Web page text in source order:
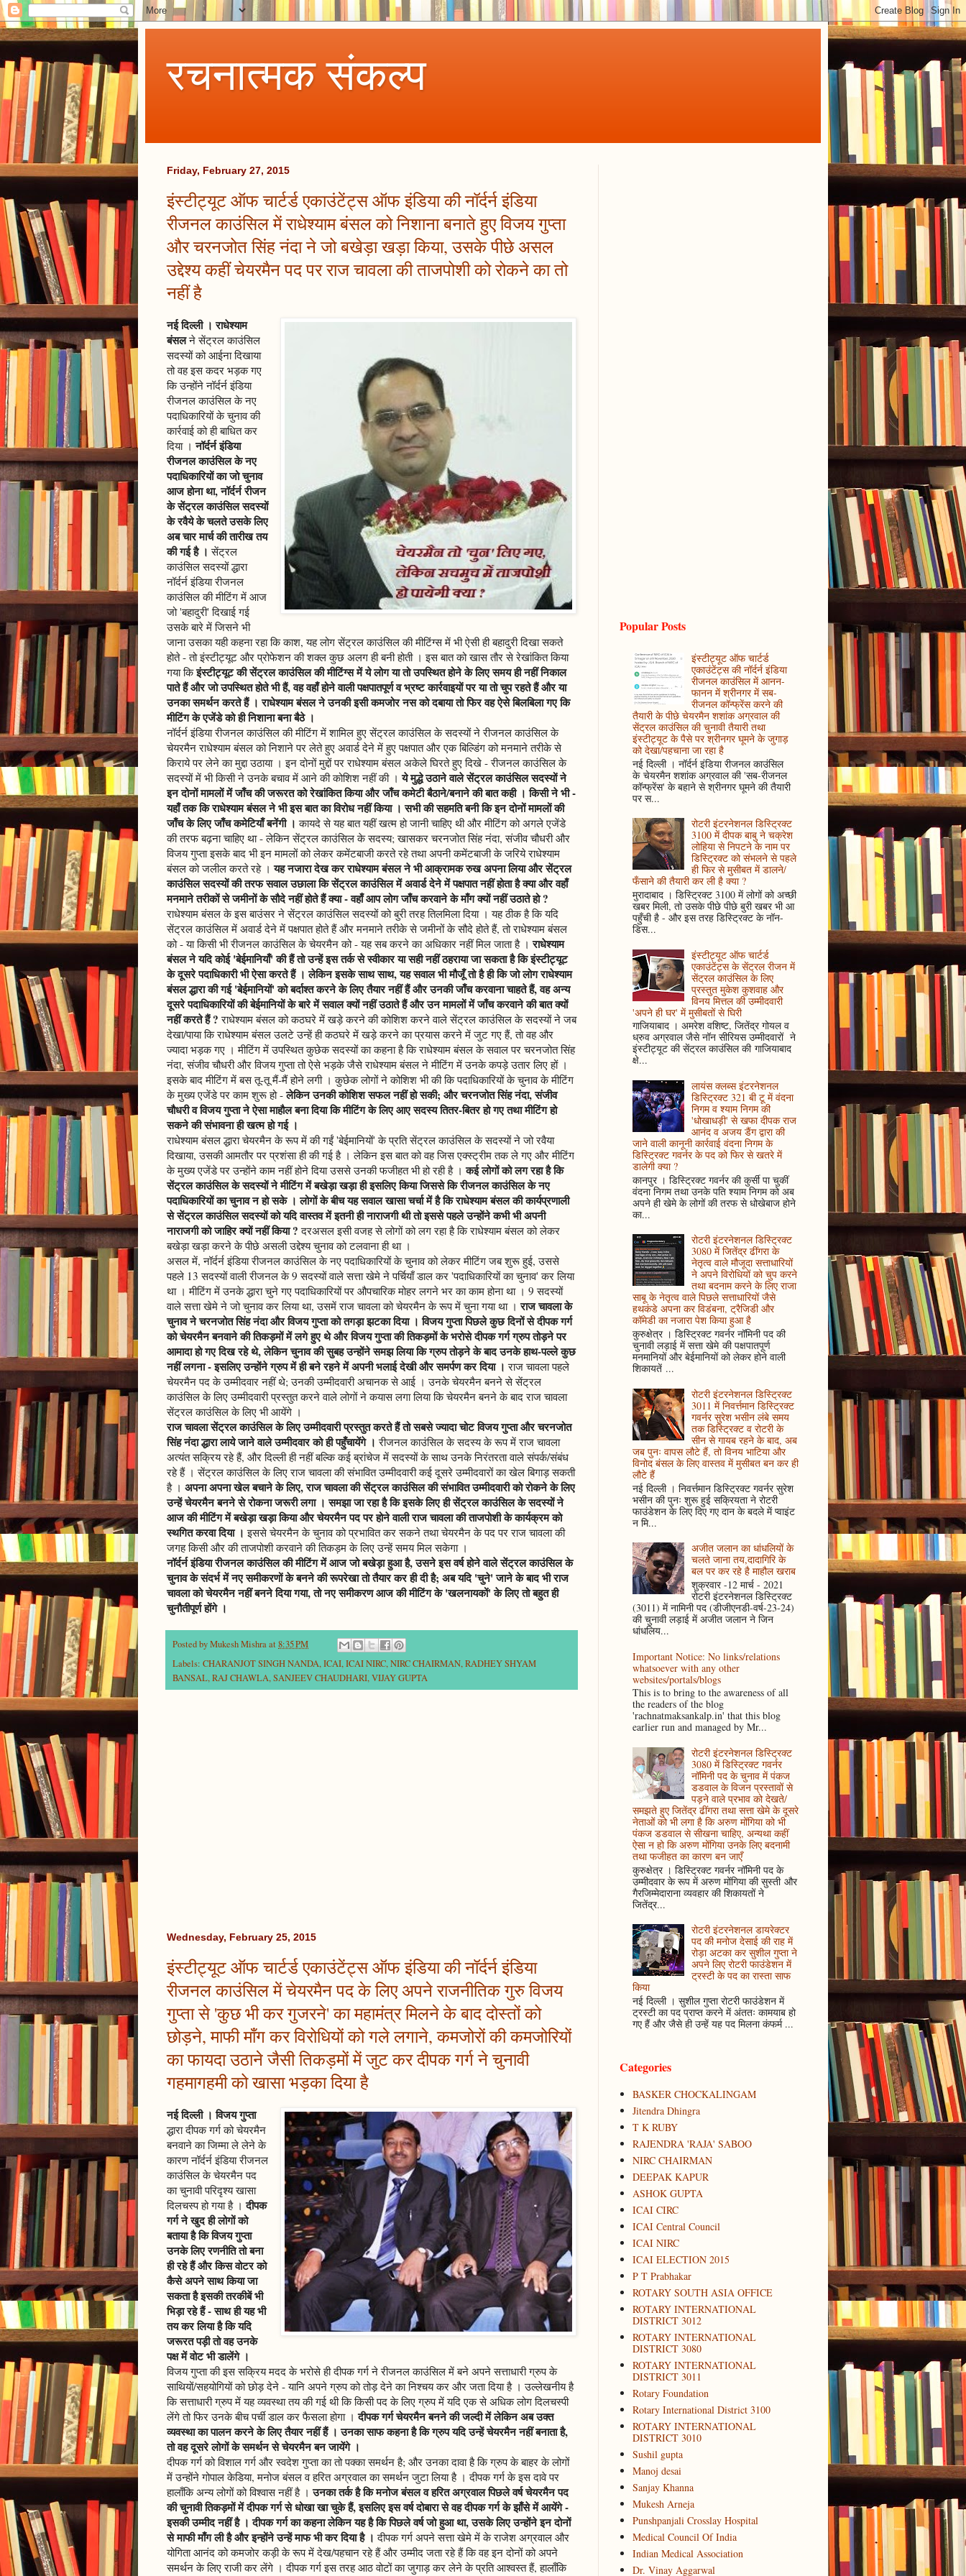
रचनात्मक संकल्प
Friday, February 27, 2015
इंस्टीट्यूट ऑफ चार्टर्ड एकाउंटेंट्स ऑफ इंडिया की नॉर्दर्न इंडिया
रीजनल काउंसिल में राधेश्याम बंसल को निशाना बनाते हुए विजय गुप्ता
और चरनजोत सिंह नंदा ने जो बखेड़ा खड़ा किया, उसके पीछे असल
उद्देश्य कहीं चेयरमैन पद पर राज चावला की ताजपोशी को रोकने का तो
नहीं है
नई दिल्ली । राधेश्याम
बंसलने सेंट्रल काउंसिल
सदस्यों को आईना दिखाया
तो वह इस कदर भड़क गए
कि उन्होंने नॉर्दर्न इंडिया
रीजनल काउंसिल के नए
पदाधिकारियों के चुनाव की
कार्रवाई को ही बाधित कर
दिया ।नॉर्दर्न इंडिया
रीजनल काउंसिल के नए
पदाधिकारियों का जो चुनाव
आज होना था, नॉर्दर्न रीजन
के सेंट्रल काउंसिल सदस्यों
के रवैये के चलते उसके लिए
अब चार मार्च की तारीख तय
की गई है । सेंट्रल
काउंसिल सदस्यों द्धारा
नॉर्दर्न इंडिया रीजनल
काउंसिल की मीटिंग में आज
जो 'बहादुरी' दिखाई गई
उसके बारे में जिसने भी
जाना उसका यही कहना रहा कि काश, यह लोग सेंट्रल काउंसिल की मीटिंग्स में भी ऐसी ही बहादुरी दिखा सकते
होते - तो इंस्टीट्यूट और प्रोफेशन की शक्ल कुछ अलग ही बनी होती । इस बात को खास तौर से रेखांकित किया
गया किइंस्टीट्यूट की सेंट्रल काउंसिल की मीटिंग्स में ये लोग या तो उपस्थित होने के लिए समय ही नहीं निकाल
पाते हैं और जो उपस्थित होते भी हैं, वह वहाँ होने वाली पक्षपातपूर्ण व भ्रष्ट कार्रवाइयों पर या तो चुप रहते हैं और या
उनका समर्थन करते हैं । राधेश्याम बंसल ने उनकी इसी कमजोर नस को दबाया तो फिर वह ऐसे बिलबिला गए कि
मीटिंग के एजेंडे को ही निशाना बना बैठे ।
नॉर्दर्न इंडिया रीजनल काउंसिल की मीटिंग में शामिल हुए सेंट्रल काउंसिल के सदस्यों ने रीजनल काउंसिल के
चेयरमैन राधेश्याम बंसल को निशाने पर लेते हुए अवार्ड देने में हुए पक्षपात और एक बिल्डिंग को मनमाने तरीके से
किराये पर लेने का मुद्दा उठाया । इन दोनों मुद्दों पर राधेश्याम बंसल अकेले घिरते हुए दिखे - रीजनल काउंसिल के
सदस्यों में भी किसी ने उनके बचाव में आने की कोशिश नहीं की ।ये मुद्धे उठाने वाले सेंट्रल काउंसिल सदस्यों ने
इन दोनों मामलों में जाँच की जरूरत को रेखांकित किया और जाँच कमेटी बैठाने/बनाने की बात कही । किसी ने भी -
यहाँ तक कि राधेश्याम बंसल ने भी इस बात का विरोध नहीं किया । सभी की सहमति बनी कि इन दोनों मामलों की
जाँच के लिए जाँच कमेटियाँ बनेंगी । कायदे से यह बात यहीं खत्म हो जानी चाहिए थी और मीटिंग को अगले एजेंडे
की तरफ बढ़ना चाहिए था - लेकिन सेंट्रल काउंसिल के सदस्य; खासकर चरनजोत सिंह नंदा, संजीव चौधरी और
विजय गुप्ता इसके बाद भी इन मामलों को लेकर कमेंटबाजी करते रहे तथा अपनी कमेंटबाजी के जरिये राधेश्याम
बंसल को जलील करते रहे ।यह नजारा देख कर राधेश्याम बंसल ने भी आक्रामक रुख अपना लिया और सेंट्रल
काउंसिल सदस्यों की तरफ सवाल उछाला कि सेंट्रल काउंसिल में अवार्ड देने में पक्षपात नहीं होता है क्या और वहाँ
मनमाने तरीकों से जमीनों के सौदे नहीं होते हैं क्या - वहाँ आप लोग जाँच करवाने के माँग क्यों नहीं उठाते हो ?
राधेश्याम बंसल के इस बाउंसर ने सेंट्रल काउंसिल सदस्यों को बुरी तरह तिलमिला दिया । यह ठीक है कि यदि
सेंट्रल काउंसिल में अवार्ड देने में पक्षपात होते हैं और मनमाने तरीके से जमीनों के सौदे होते हैं, तो राधेश्याम बंसल
को - या किसी भी रीजनल काउंसिल के चेयरमैन को - यह सब करने का अधिकार नहीं मिल जाता है ।राधेश्याम
बंसल ने यदि कोई 'बेईमानियाँ' की हैं तो उन्हें इस तर्क से स्वीकार या सही नहीं ठहराया जा सकता है कि इंस्टीट्यूट
के दूसरे पदाधिकारी भी ऐसा करते हैं । लेकिन इसके साथ साथ, यह सवाल भी मौजूँ तो है ही कि जो लोग राधेश्याम
बंसल द्धारा की गई 'बेईमानियों' को बर्दाश्त करने के लिए तैयार नहीं हैं और उनकी जाँच करवाना चाहते हैं, वह अन्य
दूसरे पदाधिकारियों की बेईमानियों के बारे में सवाल क्यों नहीं उठाते हैं और उन मामलों में जाँच करवाने की बात क्यों
नहीं करते हैं ? राधेश्याम बंसल को कठघरे में खड़े करने की कोशिश करने वाले सेंट्रल काउंसिल के सदस्यों ने जब
देखा/पाया कि राधेश्याम बंसल उलटे उन्हें ही कठघरे में खड़े करने का प्रयास करने में जुट गए हैं, तो वह और
ज्यादा भड़क गए । मीटिंग में उपस्थित कुछेक सदस्यों का कहना है कि राधेश्याम बंसल के सवाल पर चरनजोत सिंह
नंदा, संजीव चौधरी और विजय गुप्ता तो ऐसे भड़के जैसे राधेश्याम बंसल ने मीटिंग में उनके कपड़े उतार लिए हों ।
इसके बाद मीटिंग में बस तू-तू मैं-मैं होने लगी । कुछेक लोगों ने कोशिश भी की कि पदाधिकारियों के चुनाव के मीटिंग
के मुख्य एजेंडे पर काम शुरू हो -लेकिन उनकी कोशिश सफल नहीं हो सकी; और चरनजोत सिंह नंदा, संजीव
चौधरी व विजय गुप्ता ने ऐसा माहौल बना दिया कि मीटिंग के लिए आए सदस्य तितर-बितर हो गए तथा मीटिंग हो
सकने की संभावना ही खत्म हो गई ।
राधेश्याम बंसल द्धारा चेयरमैन के रूप में की गईं 'बेईमानियों' के प्रति सेंट्रल काउंसिल के सदस्यों ने जो रवैया
दिखाया, उसकी आमतौर पर प्रशंसा ही की गई है । लेकिन इस बात को वह जिस एक्स्ट्रीम तक ले गए और मीटिंग
के मुख्य एजेंडे पर उन्होंने काम नहीं होने दिया उससे उनकी फजीहत भी हो रही है ।कई लोगों को लग रहा है कि
सेंट्रल काउंसिल के सदस्यों ने मीटिंग में बखेड़ा खड़ा ही इसलिए किया जिससे कि रीजनल काउंसिल के नए
पदाधिकारियों का चुनाव न हो सके । लोगों के बीच यह सवाल खासा चर्चा में है कि राधेश्याम बंसल की कार्यप्रणाली
से सेंट्रल काउंसिल सदस्यों को यदि वास्तव में इतनी ही नाराजगी थी तो इससे पहले उन्होंने कभी भी अपनी
नाराजगी को जाहिर क्यों नहीं किया ? दरअसल इसी वजह से लोगों को लग रहा है कि राधेश्याम बंसल को लेकर
बखेड़ा खड़ा करने के पीछे असली उद्देश्य चुनाव को टलवाना ही था ।
असल में, नॉर्दर्न इंडिया रीजनल काउंसिल के नए पदाधिकारियों के चुनाव को लेकर मीटिंग जब शुरू हुई, उससे
पहले 13 सदस्यों वाली रीजनल के 9 सदस्यों वाले सत्ता खेमे ने पर्चियाँ डाल कर 'पदाधिकारियों का चुनाव' कर लिया
था । मीटिंग में उनके द्धारा चुने गए पदाधिकारियों पर औपचारिक मोहर लगने भर का काम होना था । 9 सदस्यों
वाले सत्ता खेमे ने जो चुनाव कर लिया था, उसमें राज चावला को चेयरमैन के रूप में चुना गया था ।राज चावला के
चुनाव ने चरनजोत सिंह नंदा और विजय गुप्ता को तगड़ा झटका दिया । विजय गुप्ता पिछले कुछ दिनों से दीपक गर्ग
को चेयरमैन बनवाने की तिकड़मों में लगे हुए थे और विजय गुप्ता की तिकड़मों के भरोसे दीपक गर्ग ग्रुप तोड़ने पर
आमादा हो गए दिख रहे थे, लेकिन चुनाव की सुबह उन्होंने समझ लिया कि ग्रुप तोड़ने के बाद उनके हाथ-पल्ले कुछ
नहीं लगना - इसलिए उन्होंने ग्रुप में ही बने रहने में अपनी भलाई देखी और समर्पण कर दिया । राज चावला पहले
चेयरमैन पद के उम्मीदवार नहीं थे; उनकी उम्मीदवारी अचानक से आई । उनके चेयरमैन बनने से सेंट्रल
काउंसिल के लिए उम्मीदवारी प्रस्तुत करने वाले लोगों ने कयास लगा लिया कि चेयरमैन बनने के बाद राज चावला
सेंट्रल काउंसिल के लिए भी आयेंगे ।
राज चावला सेंट्रल काउंसिल के लिए उम्मीदवारी प्रस्तुत करते हैं तो सबसे ज्यादा चोट विजय गुप्ता और चरनजोत
सिंह नंदा द्धारा लाये जाने वाले उम्मीदवार को ही पहुँचायेंगे । रीजनल काउंसिल के सदस्य के रूप में राज चावला
अत्यंत सक्रिय रहे हैं, और दिल्ली ही नहीं बल्कि कई ब्रांचेज में सदस्यों के साथ उनके निरंतरता वाले संपर्क/संबंध
रहे हैं । सेंट्रल काउंसिल के लिए राज चावला की संभावित उम्मीदवारी कई दूसरे उम्मीदवारों का खेल बिगाड़ सकती
है । अपना अपना खेल बचाने के लिए, राज चावला की सेंट्रल काउंसिल की संभावित उम्मीदवारी को रोकने के लिए
उन्हें चेयरमैन बनने से रोकना जरूरी लगा । समझा जा रहा है कि इसके लिए ही सेंट्रल काउंसिल के सदस्यों ने
आज की मीटिंग में बखेड़ा खड़ा किया और चेयरमैन पद पर होने वाली राज चावला की ताजपोशी के कार्यक्रम को
स्थगित करवा दिया । इससे चेयरमैन के चुनाव को प्रभावित कर सकने तथा चेयरमैन के पद पर राज चावला की
जगह किसी और की ताजपोशी करवाने की तिकड़म के लिए उन्हें समय मिल सकेगा ।
नॉर्दर्न इंडिया रीजनल काउंसिल की मीटिंग में आज जो बखेड़ा हुआ है, उसने इस वर्ष होने वाले सेंट्रल काउंसिल के
चुनाव के संदर्भ में नए समीकरणों के बनने की रूपरेखा तो तैयार कर ही दी है; अब यदि 'चुने' जाने के बाद भी राज
चावला को चेयरमैन नहीं बनने दिया गया, तो नए समीकरण आज की मीटिंग के 'खलनायकों' के लिए तो बहुत ही
चुनौतीपूर्ण होंगे ।
Posted byMukesh Mishraat 8:35 PM
Labels: CHARANJOT SINGH NANDA,ICAI,ICAI NIRC,NIRC CHAIRMAN,RADHEY SHYAM
BANSAL,RAJ CHAWLA,SANJEEV CHAUDHARI,VIJAY GUPTA
Wednesday, February 25, 2015
इंस्टीट्यूट ऑफ चार्टर्ड एकाउंटेंट्स ऑफ इंडिया की नॉर्दर्न इंडिया
रीजनल काउंसिल में चेयरमैन पद के लिए अपने राजनीतिक गुरु विजय
गुप्ता से 'कुछ भी कर गुजरने' का महामंत्र मिलने के बाद दोस्तों को
छोड़ने, माफी माँग कर विरोधियों को गले लगाने, कमजोरों की कमजोरियों
का फायदा उठाने जैसी तिकड़मों में जुट कर दीपक गर्ग ने चुनावी
गहमागहमी को खासा भड़का दिया है
नई दिल्ली । विजय गुप्ता
द्धारा दीपक गर्ग को चेयरमैन
बनवाने का जिम्मा ले लेने के
कारण नॉर्दर्न इंडिया रीजनल
काउंसिल के चेयरमैन पद
का चुनावी परिदृश्य खासा
दिलचस्प हो गया है ।दीपक
गर्ग ने खुद ही लोगों को
बताया है कि विजय गुप्ता
उनके लिए रणनीति तो बना
ही रहे हैं और किस वोटर को
कैसे अपने साथ किया जा
सकता है इसकी तरकीबें भी
भिड़ा रहे हैं - साथ ही यह भी
तय कर लिया है कि यदि
जरूरत पड़ी तो वह उनके
पक्ष में वोट भी डालेंगे ।
विजय गुप्ता की इस सक्रिय मदद के भरोसे ही दीपक गर्ग ने रीजनल काउंसिल में बने अपने सत्ताधारी ग्रुप के
साथियों/सहयोगियों को छोड़ देने - यानि अपने ग्रुप को तोड़ देने का निश्चय कर और जता दिया है । उल्लेखनीय है
कि सत्ताधारी ग्रुप में यह व्यवस्था तय की गई थी कि किसी पद के लिए ग्रुप में यदि एक से अधिक लोग दिलचस्पी
लेंगे तो फिर उनके बीच पर्ची डाल कर फैसला होगा ।दीपक गर्ग चेयरमैन बनने की जल्दी में लेकिन अब उक्त
व्यवस्था का पालन करने के लिए तैयार नहीं हैं । उनका साफ कहना है कि ग्रुप यदि उन्हें चेयरमैन नहीं बनाता है,
तो वह दूसरे लोगों के समर्थन से चेयरमैन बन जायेंगे ।
दीपक गर्ग को विशाल गर्ग और स्वदेश गुप्ता का तो पक्का समर्थन है; और उनका दावा है कि ग्रुप के बाहर के लोगों
में उन्होंने गोपाल केडिया, मनोज बंसल व हरित अग्रवाल का समर्थन जुटा लिया है । दीपक गर्ग के इस दावे पर
हालाँकि अन्य लोगों को विश्वास नहीं है ।उनका तर्क है कि मनोज बंसल व हरित अग्रवाल पिछले वर्ष चेयरमैन पद
की चुनावी तिकड़मों में दीपक गर्ग से धोखा खा चुके हैं, इसलिए इस वर्ष दोबारा से वह दीपक गर्ग के झाँसे में आयेंगे -
इसकी उम्मीद नहीं है । दीपक गर्ग का कहना लेकिन यह है कि पिछले वर्ष जो हुआ था, उसके लिए उन्होंने इन दोनों
से माफी माँग ली है और इन्होंने उन्हें माफ भी कर दिया है । दीपक गर्ग अपने सत्ता खेमे में के राजेश अग्रवाल और
योगिता आनंद को कमजोर कड़ी के रूप में देख/पहचान रहे हैं और उम्मीद जता रहे हैं कि वह इन दोनों को अपने
समर्थन के लिए राजी कर लेंगे । दीपक गर्ग इस तरह आठ वोटों का जुगाड़ कर लेने के प्रति आश्वस्त हैं, हालाँकि
Popular Posts
इंस्टीट्यूट ऑफ चार्टर्ड
एकाउंटेंट्स की नॉर्दर्न इंडिया
रीजनल काउंसिल में आनन-
फानन में श्रीनगर में सब-
रीजनल कॉन्फ्रेंस करने की
तैयारी के पीछे चेयरमैन शशांक अग्रवाल की
सेंट्रल काउंसिल की चुनावी तैयारी तथा
इंस्टीट्यूट के पैसे पर श्रीनगर घूमने के जुगाड़
को देखा/पहचाना जा रहा है
नई दिल्ली । नॉर्दर्न इंडिया रीजनल काउंसिल
के चेयरमैन शशांक अग्रवाल की 'सब-रीजनल
कॉन्फ्रेंस' के बहाने से श्रीनगर घूमने की तैयारी
पर स...
रोटरी इंटरनेशनल डिस्ट्रिक्ट
3100 में दीपक बाबु ने चक्रेश
लोहिया से निपटने के नाम पर
डिस्ट्रिक्ट को संभलने से पहले
ही फिर से मुसीबत में डालने/
फँसाने की तैयारी कर ली है क्या ?
मुरादाबाद । डिस्ट्रिक्ट 3100 में लोगों को अच्छी
खबर मिली, तो उसके पीछे पीछे बुरी खबर भी आ
पहुँची है - और इस तरह डिस्ट्रिक्ट के नॉन-
डिस...
इंस्टीट्यूट ऑफ चार्टर्ड
एकाउंटेंट्स के सेंट्रल रीजन में
सेंट्रल काउंसिल के लिए
प्रस्तुत मुकेश कुशवाह और
विनय मित्तल की उम्मीदवारी
'अपने ही घर' में मुसीबतों से घिरी
गाजियाबाद । अमरेश वशिष्ट, जितेंद्र गोयल व
ध्रुव अग्रवाल जैसे नॉन सीरियस उम्मीदवारों ने
इंस्टीट्यूट की सेंट्रल काउंसिल की गाजियाबाद
क्षे...
लायंस क्लब्स इंटरनेशनल
डिस्ट्रिक्ट 321 बी टू में वंदना
निगम व श्याम निगम की
'धोखाधड़ी' से खफा दीपक राज
आनंद व अजय डैंग द्वारा की
जाने वाली कानूनी कार्रवाई वंदना निगम के
डिस्ट्रिक्ट गवर्नर के पद को फिर से खतरे में
डालेगी क्या ?
कानपुर । डिस्ट्रिक्ट गवर्नर की कुर्सी पा चुकीं
वंदना निगम तथा उनके पति श्याम निगम को अब
अपने ही खेमे के लोगों की तरफ से धोखेबाज होने
का...
रोटरी इंटरनेशनल डिस्ट्रिक्ट
3080 में जितेंद्र ढींगरा के
नेतृत्व वाले मौजूदा सत्ताधारियों
ने अपने विरोधियों को चुप करने
तथा बदनाम करने के लिए राजा
साबू के नेतृत्व वाले पिछले सत्ताधारियों जैसे
हथकंडे अपना कर विडंबना, ट्रैजिडी और
कॉमेडी का नजारा पेश किया हुआ है
कुरुक्षेत्र । डिस्ट्रिक्ट गवर्नर नॉमिनी पद की
चुनावी लड़ाई में सत्ता खेमे की पक्षपातपूर्ण
मनमानियों और बेईमानियों को लेकर होने वाली
शिकायतें ...
रोटरी इंटरनेशनल डिस्ट्रिक्ट
3011 में निवर्त्तमान डिस्ट्रिक्ट
गवर्नर सुरेश भसीन लंबे समय
तक डिस्ट्रिक्ट व रोटरी के
सीन से गायब रहने के बाद, अब
जब पुनः वापस लौटे हैं, तो विनय भाटिया और
विनोद बंसल के लिए वास्तव में मुसीबत बन कर ही
लौटे हैं
नई दिल्ली । निवर्त्तमान डिस्ट्रिक्ट गवर्नर सुरेश
भसीन की पुनः शुरू हुई सक्रियता ने रोटरी
फाउंडेशन के लिए दिए गए दान के बदले में प्वाइंट
न मि...
अजीत जलान का धांधलियों के
चलते जाना तय,दादागिरि के
बल पर कर रहे है माहौल खराब
शुक्रवार -12 मार्च - 2021
रोटरी इंटरनेशनल डिस्ट्रिक्ट
(3011) में नामिनी पद (डीजीएनडी-वर्ष-23-24)
की चुनावी लड़ाई में अजीत जलान ने जिन
धांधलिय...
Important Notice: No links/relations
whatsoever with any other
websites/portals/blogs
This is to bring to the awareness of all
the readers of the blog
'rachnatmaksankalp.in' that this blog
earlier run and managed by Mr...
रोटरी इंटरनेशनल डिस्ट्रिक्ट
3080 में डिस्ट्रिक्ट गवर्नर
नॉमिनी पद के चुनाव में पंकज
डडवाल के विजन प्रस्तावों से
पड़ने वाले प्रभाव को देखते/
समझते हुए जितेंद्र ढींगरा तथा सत्ता खेमे के दूसरे
नेताओं को भी लगा है कि अरुण मोंगिया को भी
पंकज डडवाल से सीखना चाहिए, अन्यथा कहीं
ऐसा न हो कि अरुण मोंगिया उनके लिए बदनामी
तथा फजीहत का कारण बन जाएँ
कुरुक्षेत्र । डिस्ट्रिक्ट गवर्नर नॉमिनी पद के
उम्मीदवार के रूप में अरुण मोंगिया की सुस्ती और
गैरजिम्मेदाराना व्यवहार की शिकायतों ने
जितेंद्र...
रोटरी इंटरनेशनल डायरेक्टर
पद की मनोज देसाई की राह में
रोड़ा अटका कर सुशील गुप्ता ने
अपने लिए रोटरी फाउंडेशन में
ट्रस्टी के पद का रास्ता साफ
किया
नई दिल्ली । सुशील गुप्ता रोटरी फाउंडेशन में
ट्रस्टी का पद प्राप्त करने में अंततः कामयाब हो
गए हैं और जैसे ही उन्हें यह पद मिलना कंफर्म ...
Categories
BASKER CHOCKALINGAM
Jitendra Dhingra
T K RUBY
RAJENDRA 'RAJA' SABOO
NIRC CHAIRMAN
DEEPAK KAPUR
ASHOK GUPTA
ICAI CIRC
ICAI Central Council
ICAI NIRC
ICAI ELECTION 2015
P T Prabhakar
ROTARY SOUTH ASIA OFFICE
ROTARY INTERNATIONAL
DISTRICT 3012
ROTARY INTERNATIONAL
DISTRICT 3080
ROTARY INTERNATIONAL
DISTRICT 3011
Rotary Foundation
Rotary International District 3100
ROTARY INTERNATIONAL
DISTRICT 3010
Sushil gupta
Manoj desai
Sanjay Khanna
Mukesh Arneja
Punshpanjali Crosslay Hospital
Medical Council Of India
Indian Medical Association
Dr. Vinay Aggarwal